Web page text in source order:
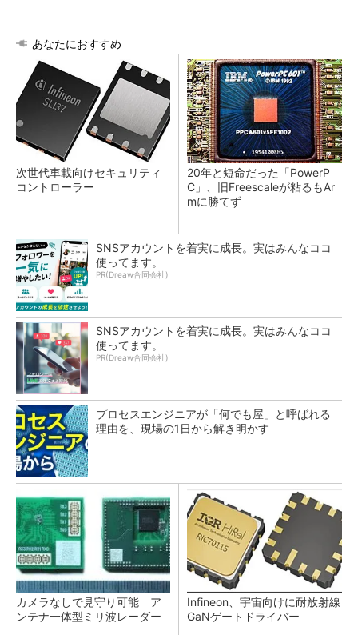
あなたにおすすめ
次世代車載向けセキュリティ
コントローラー
20年と短命だった「PowerP
C」、旧Freescaleが粘るもAr
mに勝てず
SNSアカウントを着実に成長。実はみんなココ
使ってます。
PR(Dreaw合同会社)
SNSアカウントを着実に成長。実はみんなココ
使ってます。
PR(Dreaw合同会社)
プロセスエンジニアが「何でも屋」と呼ばれる
理由を、現場の1日から解き明かす
カメラなしで見守り可能 ア
ンテナ一体型ミリ波レーダー
Infineon、宇宙向けに耐放射線
GaNゲートドライバー